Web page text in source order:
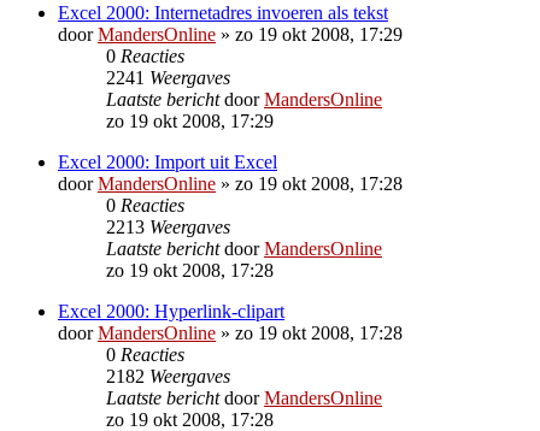
Excel 2000: Internetadres invoeren als tekst
doorMandersOnline » zo 19 okt 2008, 17:29
0 Reacties
2241 Weergaves
Laatste berichtdoorMandersOnline
zo 19 okt 2008, 17:29
Excel 2000: Import uit Excel
doorMandersOnline » zo 19 okt 2008, 17:28
0 Reacties
2213 Weergaves
Laatste berichtdoorMandersOnline
zo 19 okt 2008, 17:28
Excel 2000: Hyperlink-clipart
doorMandersOnline » zo 19 okt 2008, 17:28
0 Reacties
2182 Weergaves
Laatste berichtdoorMandersOnline
zo 19 okt 2008, 17:28